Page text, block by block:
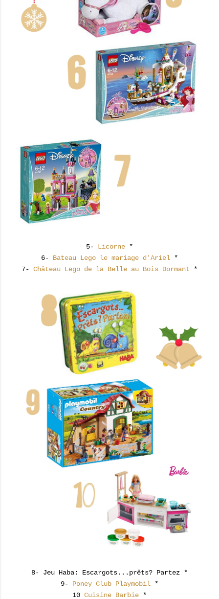
5- Licorne *
6- Bateau Lego le mariage d'Ariel *
7- Château Lego de la Belle au Bois Dormant *
8- Jeu Haba: Escargots...prêts? Partez *
9- Poney Club Playmobil *
10 Cuisine Barbie *